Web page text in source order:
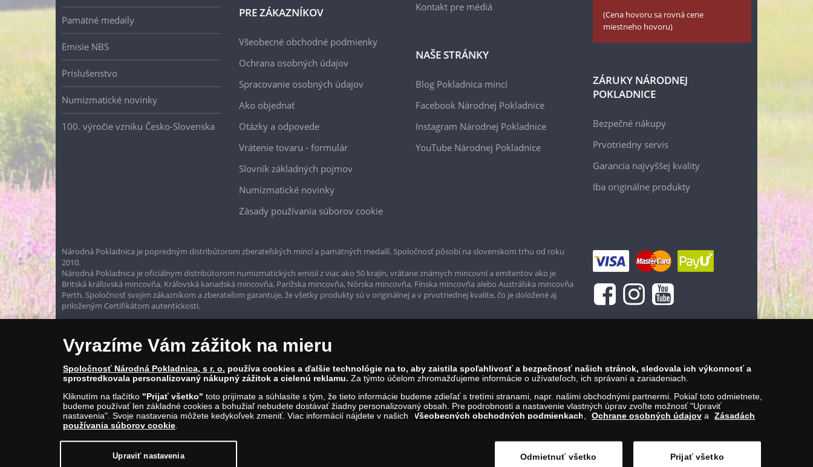
Pamätné medaily
Emisie NBS
Príslušenstvo
Numizmatické novinky
100. výročie vzniku Česko-Slovenska
PRE ZÁKAZNÍKOV
Všeobecné obchodné podmienky
Ochrana osobných údajov
Spracovanie osobných údajov
Ako objednať
Otázky a odpovede
Vrátenie tovaru - formulár
Slovník základných pojmov
Numizmatické novinky
Zásady používania súborov cookie
Kontakt pre médiá
NAŠE STRÁNKY
Blog Pokladnica mincí
Facebook Národnej Pokladnice
Instagram Národnej Pokladnice
YouTube Národnej Pokladnice
(Cena hovoru sa rovná cene
miestneho hovoru)
ZÁRUKY NÁRODNEJ
POKLADNICE
Bezpečné nákupy
Prvotriedny servis
Garancia najvyššej kvality
Iba originálne produkty
Národná Pokladnica je popredným distribútorom zberateľských mincí a pamätných medailí. Spoločnosť pôsobí na slovenskom trhu od roku
2010.
Národná Pokladnica je oficiálnym distribútorom numizmatických emisií z viac ako 50 krajín, vrátane známych mincovní a emitentov ako je
Britská kráľovská mincovňa, Kráľovská kanadská mincovňa, Parížska mincovňa, Nórska mincovňa, Fínska mincovňa alebo Austrálska mincovňa
Perth. Spoločnosť svojim zákazníkom a zberateľom garantuje, že všetky produkty sú v originálnej a v prvotriednej kvalite, čo je doložené aj
priloženým Certifikátom autentickosti.
E-mail: info@narodnapokladnica.sk, www.narodnapokladnica.sk; IČO: 45 480 206, DIČ: SK2023004302
Vyrazíme Vám zážitok na mieru
Spoločnosť Národná Pokladnica, s r. o. používa cookies a ďalšie technológie na to, aby zaistila spoľahlivosť a bezpečnosť našich stránok, sledovala ich výkonnosť a
sprostredkovala personalizovaný nákupný zážitok a cielenú reklamu. Za týmto účelom zhromažďujeme informácie o užívateľoch, ich správaní a zariadeniach.
Kliknutím na tlačítko "Prijať všetko" toto prijímate a súhlasíte s tým, že tieto informácie budeme zdieľať s tretími stranami, napr. našimi obchodnými partnermi. Pokiaľ toto odmietnete,
budeme používať len základné cookies a bohužiaľ nebudete dostávať žiadny personalizovaný obsah. Pre podrobnosti a nastavenie vlastných úprav zvoľte možnosť "Upraviť
nastavenia". Svoje nastavenia môžete kedykoľvek zmeniť. Viac informácií nájdete v našich
Všeobecných obchodných podmienkach Ochrane osobných údajov a
Zásadách
používania súborov cookie
Upraviť nastavenia Odmietnuť všetko Prijať všetko